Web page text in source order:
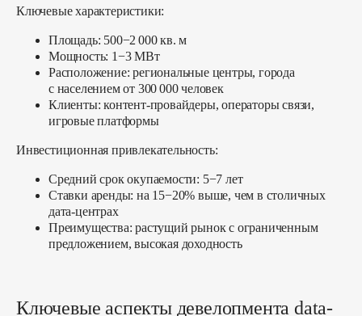
Ключевые характеристики:
Площадь: 500−2 000 кв. м
Мощность: 1−3 МВт
Расположение: региональные центры, города
с населением от 300 000 человек
Клиенты: контент-провайдеры, операторы связи,
игровые платформы
Инвестиционная привлекательность:
Средний срок окупаемости: 5−7 лет
Ставки аренды: на 15−20% выше, чем в столичных
дата-центрах
Преимущества: растущий рынок с ограниченным
предложением, высокая доходность
Ключевые аспекты девелопмента data-